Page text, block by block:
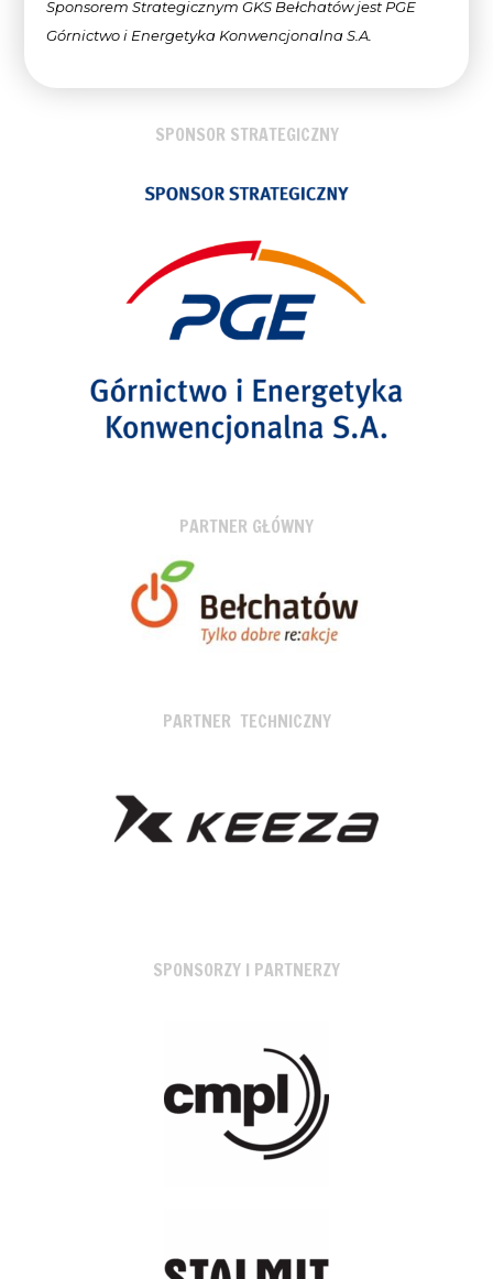
Sponsorem Strategicznym GKS Bełchatów jest PGE
Górnictwo i Energetyka Konwencjonalna S.A.
SPONSOR STRATEGICZNY
PARTNER GŁÓWNY
PARTNER TECHNICZNY
SPONSORZY I PARTNERZY